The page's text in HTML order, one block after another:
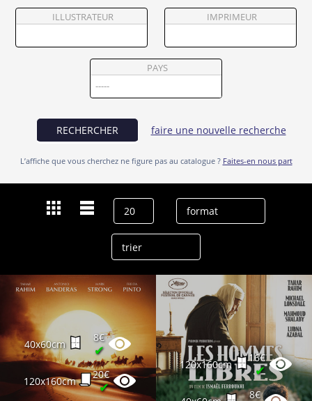
Vendre
ILLUSTRATEUR IMPRIMEUR
PAYS
RECHERCHER faire une nouvelle recherche
L’affiche que vous cherchez ne figure pas au catalogue ? Faites-en nous part
40x60cm
8€
✔
120x160cm
20€
✔
120x160cm
16€
✔
8€